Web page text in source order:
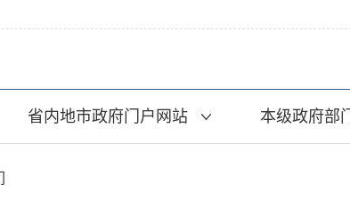
省内地市政府门户网站 本级政府部